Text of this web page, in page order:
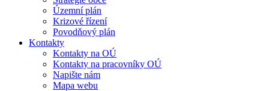
Územní plán
Krizové řízení
Povodňový plán
Kontakty
Kontakty na OÚ
Kontakty na pracovníky OÚ
Napište nám
Mapa webu